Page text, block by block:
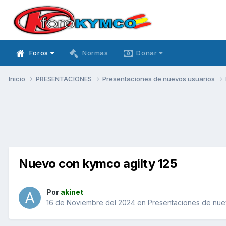
Foros Normas Donar
Inicio PRESENTACIONES Presentaciones de nuevos usuarios
Nuevo con kymco agilty 125
Por akinet
16 de Noviembre del 2024 en Presentaciones de